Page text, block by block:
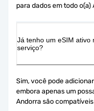
para dados em todo o(a)
Já tenho um eSIM ativo
serviço?
Sim, você pode
embora apenas um
Andorra são